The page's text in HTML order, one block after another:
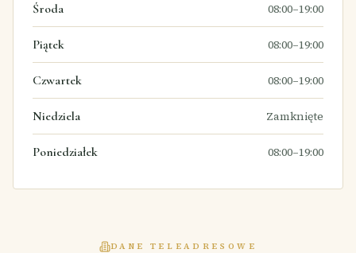
Środa 08:00–19:00
Piątek 08:00–19:00
Czwartek 08:00–19:00
Niedziela Zamknięte
Poniedziałek 08:00–19:00
DANE TELEADRESOWE